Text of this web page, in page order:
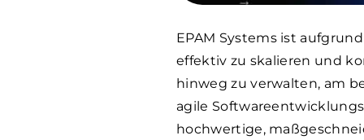
EPAM Systems ist
effektiv zu skalieren und
hinweg zu verwalten, am
agile
hochwertige,